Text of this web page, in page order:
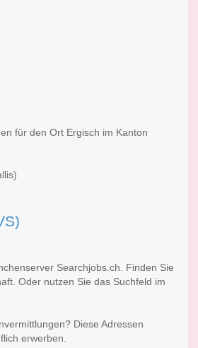
für den Ort Ergisch im Kanton
Searchjobs.ch. Finden Sie
Oder nutzen Sie das Suchfeld im
Diese Adressen
erwerben.